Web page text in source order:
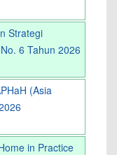
Strategi
6 Tahun 2026
(Asia
in Practice